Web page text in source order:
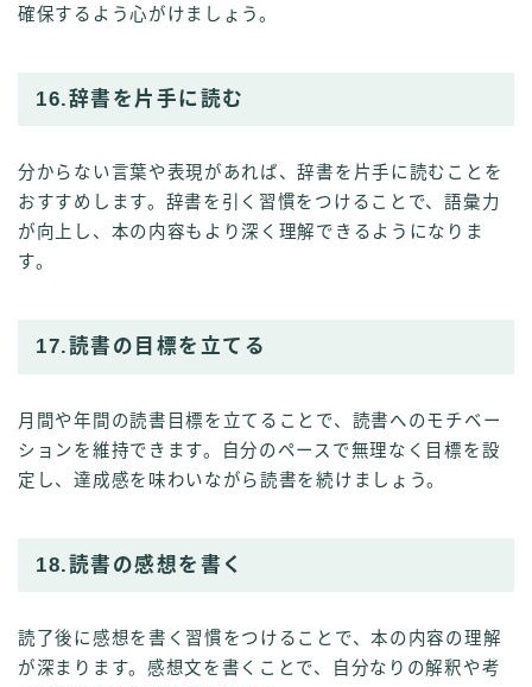
確保するよう心がけましょう。
16.辞書を片手に読む
分からない言葉や表現があれば、辞書を片手に読むことを
おすすめします。辞書を引く習慣をつけることで、語彙力
が向上し、本の内容もより深く理解できるようになりま
す。
17.読書の目標を立てる
月間や年間の読書目標を立てることで、読書へのモチベー
ションを維持できます。自分のペースで無理なく目標を設
定し、達成感を味わいながら読書を続けましょう。
18.読書の感想を書く
読了後に感想を書く習慣をつけることで、本の内容の理解
が深まります。感想文を書くことで、自分なりの解釈や考